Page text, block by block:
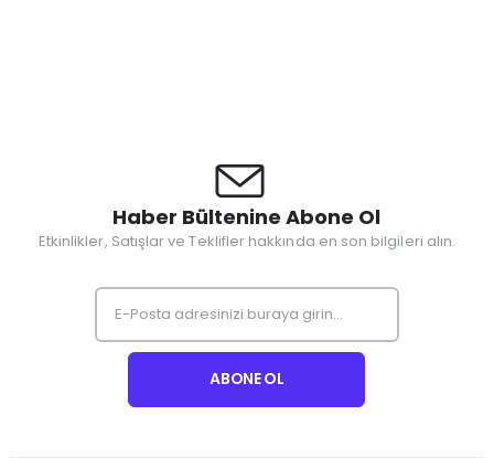
Haber Bültenine Abone Ol
Etkinlikler, Satışlar ve Teklifler hakkında en son bilgileri alın.